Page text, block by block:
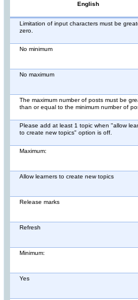
English
Limitation of input characters must be
zero.
No minimum
No maximum
The maximum number of posts must be
than or equal to the minimum number of
Please add at least 1 topic when "allow
to create new topics" option is off.
Maximum:
Allow learners to create new topics
Release marks
Refresh
Minimum:
Yes